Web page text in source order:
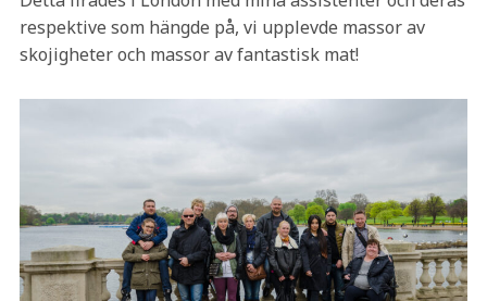
respektive som hängde på, vi upplevde massor av
skojigheter och massor av fantastisk mat!